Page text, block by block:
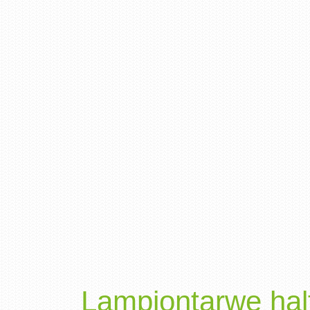
Lampiontarwe